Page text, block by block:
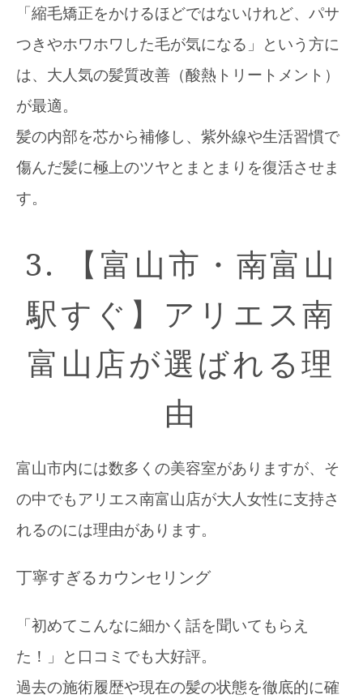
「縮毛矯正をかけるほどではないけれど、パサ
つきやホワホワした毛が気になる」という方に
は、大人気の髪質改善（酸熱トリートメント）
が最適。
髪の内部を芯から補修し、紫外線や生活習慣で
傷んだ髪に極上のツヤとまとまりを復活させま
す。
3. 【富山市・南富山
駅すぐ】アリエス南
富山店が選ばれる理
由
富山市内には数多くの美容室がありますが、そ
の中でもアリエス南富山店が大人女性に支持さ
れるのには理由があります。
丁寧すぎるカウンセリング
「初めてこんなに細かく話を聞いてもらえ
た！」と口コミでも大好評。
過去の施術履歴や現在の髪の状態を徹底的に確